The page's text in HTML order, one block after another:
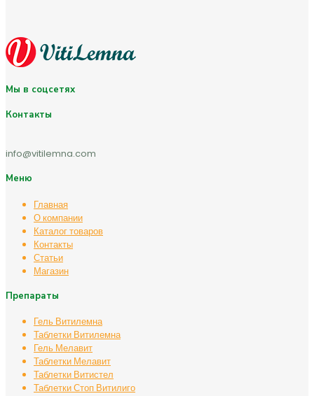
Мы в соцсетях
Контакты
info@vitilemna.com
Меню
Главная
О компании
Каталог товаров
Контакты
Статьи
Магазин
Препараты
Гель Витилемна
Таблетки Витилемна
Гель Мелавит
Таблетки Мелавит
Таблетки Витистел
Таблетки Стоп Витилиго